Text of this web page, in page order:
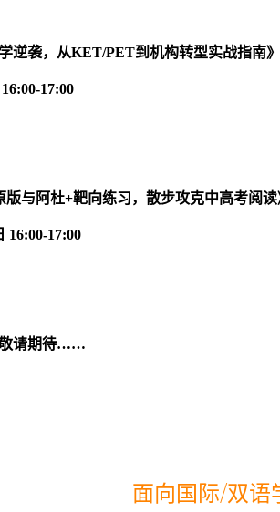
教学逆袭，从KET/PET到机
17:00
+原版与阿杜+靶向练习，
16:00-17:00
备中，敬请期待
面向国际/双语